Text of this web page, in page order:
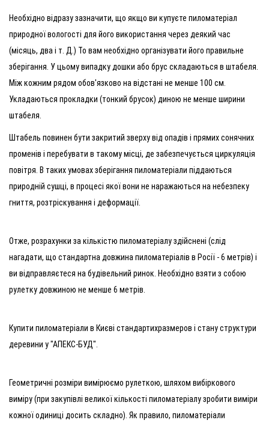
Необхідно відразу зазначити, що якщо ви купуєте пиломатеріал
природної вологості для його використання через деякий час
(місяць, два і т. Д.) То вам необхідно організувати його правильне
зберігання. У цьому випадку дошки або брус складаються в штабеля.
Між кожним рядом обов'язково на відстані не менше 100 см.
Укладаються прокладки (тонкий брусок) диною не менше ширини
штабеля.
Штабель повинен бути закритий зверху від опадів і прямих сонячних
променів і перебувати в такому місці, де забезпечується циркуляція
повітря. В таких умовах зберігання пиломатеріали піддаються
природній сушці, в процесі якої вони не наражаються на небезпеку
гниття, розтріскування і деформації.
Отже, розрахунки за кількістю пиломатеріалу здійснені (слід
нагадати, що стандартна довжина пиломатеріалів в Росії - 6 метрів) і
ви відправляєтеся на будівельний ринок. Необхідно взяти з собою
рулетку довжиною не менше 6 метрів.
Купити пиломатеріали в Києві стандартихразмеров і стану структури
деревини у "АПЕКС-БУД".
Геометричні розміри вимірюємо рулеткою, шляхом вибіркового
виміру (при закупівлі великої кількості пиломатеріалу зробити виміри
кожної одиниці досить складно). Як правило, пиломатеріали